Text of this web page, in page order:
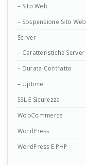
– Sito Web
– Sospensione Sito Web
Server
– Caratteristiche Server
– Durata Contratto
– Uptime
SSL E Sicurezza
WooCommerce
WordPress
WordPress E PHP